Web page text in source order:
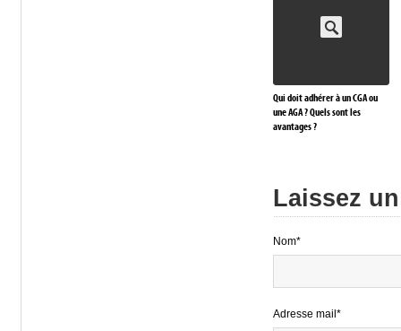
Qui doit adhérer à un CGA ou
une AGA ? Quels sont les
avantages ?
Laissez
Nom*
Adresse mail*